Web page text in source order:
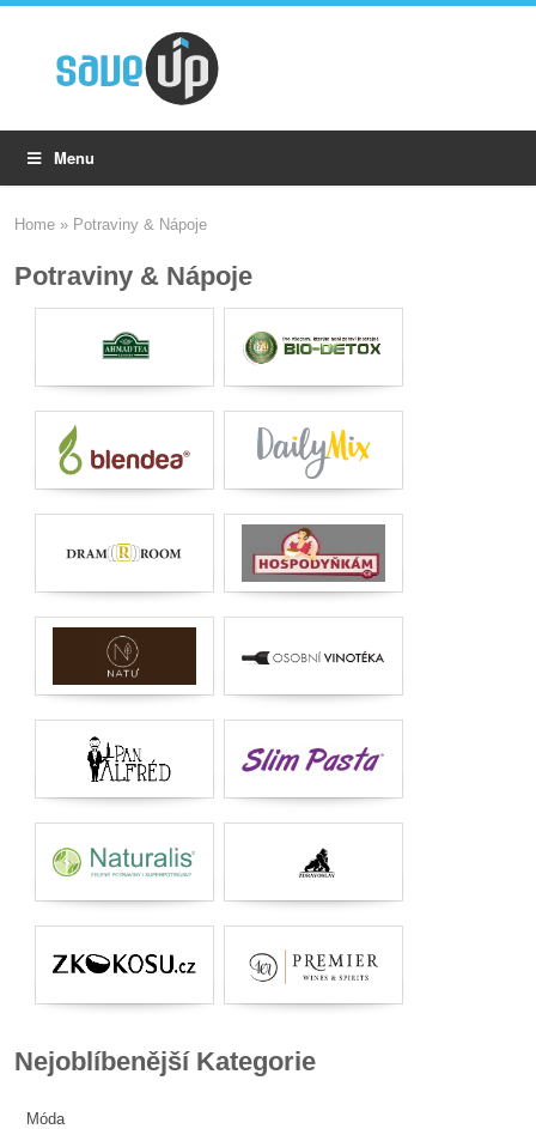
Menu
Home » Potraviny & Nápoje
Potraviny & Nápoje
Nejoblíbenější Kategorie
Móda